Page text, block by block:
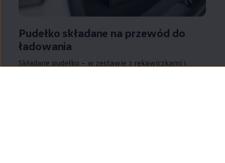
Pudełko składane na przewód do
ładowania
Składane pudełko – w zestawie z rękawiczkami i